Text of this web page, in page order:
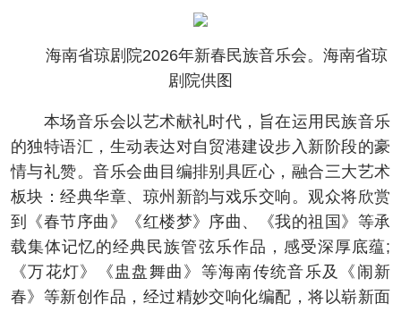
海南省琼剧院2026年新春民族音乐会。海南省琼
剧院供图
本场音乐会以艺术献礼时代，旨在运用民族音乐
的独特语汇，生动表达对自贸港建设步入新阶段的豪
情与礼赞。音乐会曲目编排别具匠心，融合三大艺术
板块：经典华章、琼州新韵与戏乐交响。观众将欣赏
到《春节序曲》《红楼梦》序曲、《我的祖国》等承
载集体记忆的经典民族管弦乐作品，感受深厚底蕴;
《万花灯》《盅盘舞曲》等海南传统音乐及《闹新
春》等新创作品，经过精妙交响化编配，将以崭新面